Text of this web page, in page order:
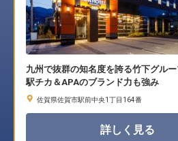
九州で抜群の知名度を誇る竹下グルー
駅チカ＆APAのブランド力も強み
佐賀県佐賀市駅前中央1丁目164番
詳しく見る